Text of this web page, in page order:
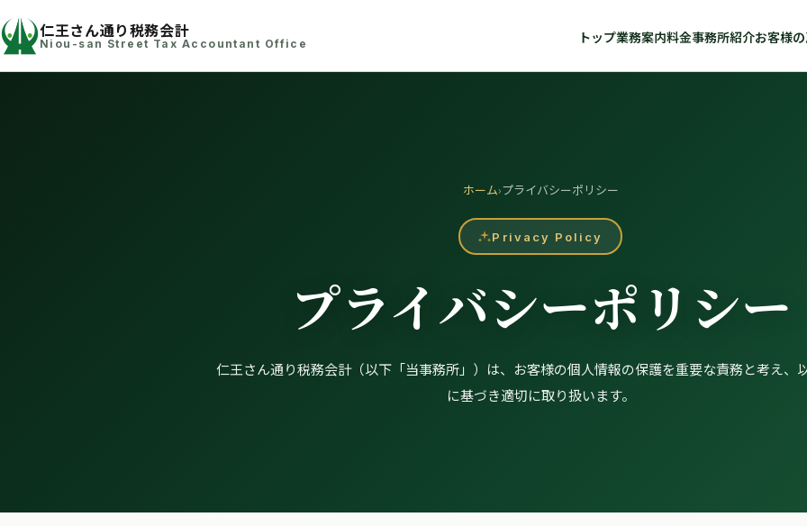
仁王さん通り税務会計
Niou-san Street Tax Accountant Office トップ業務案内料金事務所紹介お客様
ホーム›プライバシーポリシー
Privacy Policy
プライバシーポリシー
仁王さん通り税務会計（以下「当事務所」）は、お客様の個人情報の保護を重要な責務と考え、
に基づき適切に取り扱います。